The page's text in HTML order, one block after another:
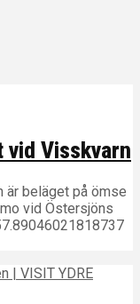
Visskvarn
är beläget på ömse
vid Östersjöns